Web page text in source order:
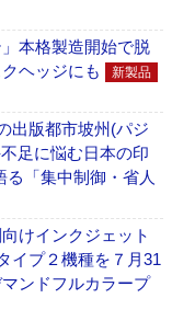
本格製造開始で脱
ヘッジにも
新製品
出版都市坡州(パジ
足に悩む日本の印
る「集中制御・省人
けインクジェット
イプ２機種を７月31
ンドフルカラープ